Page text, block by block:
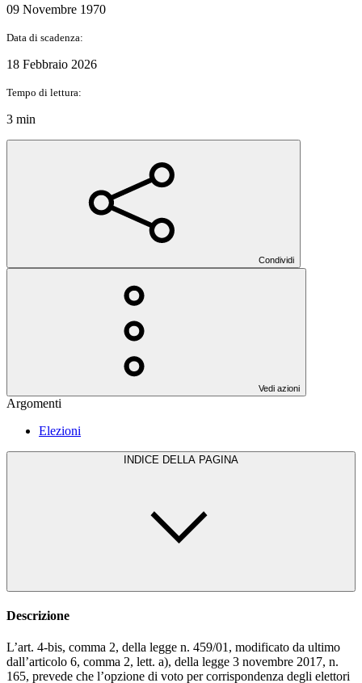
09 Novembre 1970
Data di scadenza:
18 Febbraio 2026
Tempo di lettura:
3 min
Condividi
Vedi azioni
Argomenti
Elezioni
INDICE DELLA PAGINA
Descrizione
L’art. 4-bis, comma 2, della legge n. 459/01, modificato da ultimo
dall’articolo 6, comma 2, lett. a), della legge 3 novembre 2017, n.
165, prevede che l’opzione di voto per corrispondenza degli elettori